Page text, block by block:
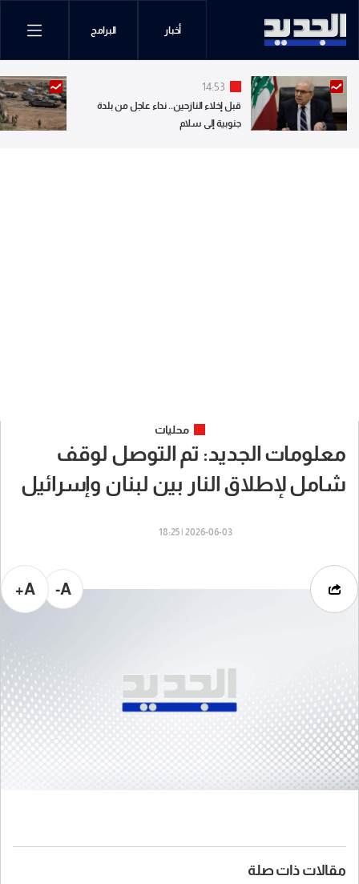
أخبار البرامج
14:53
قبل إخلاء النازحين.. نداء عاجل من بلدة
جنوبية إلى سلام
محليات
معلومات الجديد: تم التوصل لوقف
شامل لإطلاق النار بين لبنان وإسرائيل
2026-06-03 | 18:25
A-
A+
مقالات ذات صلة